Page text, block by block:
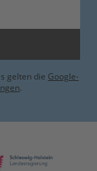
gelten die Google-
.